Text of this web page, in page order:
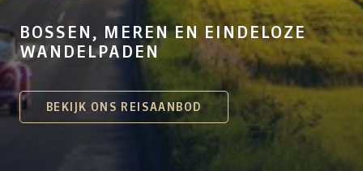
BOSSEN, MEREN EN EINDELOZE
WANDELPADEN
BEKIJK ONS REISAANBOD